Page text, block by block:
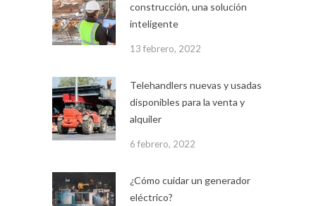
construcción, una solución
inteligente
13 febrero, 2022
Telehandlers nuevas y usadas
disponibles para la venta y
alquiler
6 febrero, 2022
¿Cómo cuidar un generador
eléctrico?